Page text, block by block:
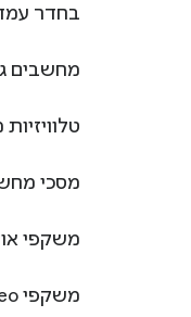
בחדר
מחשבים
טלוויזיות
מסכי מחשב
משקפי
משקפי Pico Neo